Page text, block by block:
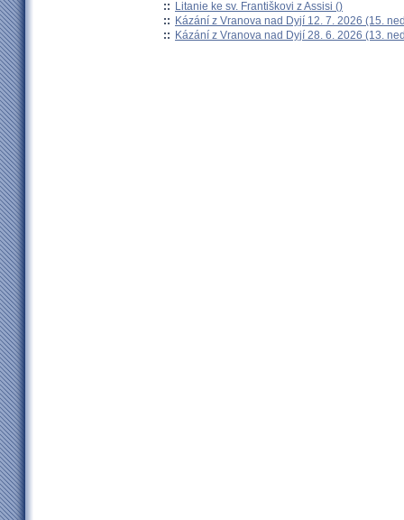
:: Litanie ke sv. Františkovi z Assisi ()
:: Kázání z Vranova nad Dyjí 12. 7. 2026 (15.
:: Kázání z Vranova nad Dyjí 28. 6. 2026 (13.